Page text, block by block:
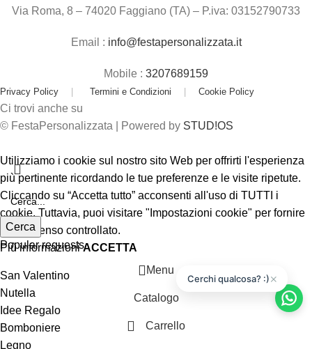
Via Roma, 8 – 74020 Faggiano (TA) – P.iva: 03152790733
Email : info@festapersonalizzata.it
Mobile : 3207689159
Privacy Policy | Termini e Condizioni | Cookie Policy
Ci trovi anche su
© FestaPersonalizzata | Powered by STUD!OS
Cerca
Popular requests
San Valentino
Nutella
Idee Regalo
Bomboniere
Legno
Utilizziamo i cookie sul nostro sito Web per offrirti l'esperienza
più pertinente ricordando le tue preferenze e le visite ripetute.
Cliccando su “Accetta tutto” acconsenti all'uso di TUTTI i
cookie. Tuttavia, puoi visitare "Impostazioni cookie" per fornire
un consenso controllato.
Più informazioniACCETTA
×
Cerchi qualcosa? :)
Menu
Catalogo
Carrello